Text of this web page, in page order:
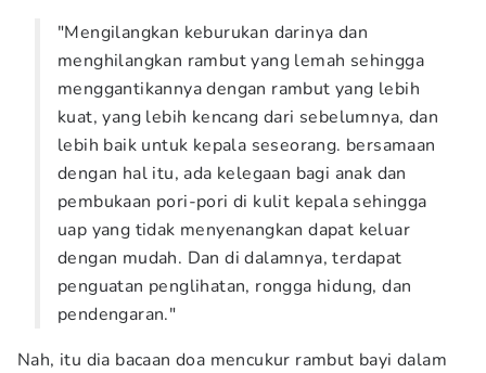
"Mengilangkan keburukan darinya dan
menghilangkan rambut yang lemah sehingga
menggantikannya dengan rambut yang lebih
kuat, yang lebih kencang dari sebelumnya, dan
lebih baik untuk kepala seseorang. bersamaan
dengan hal itu, ada kelegaan bagi anak dan
pembukaan pori-pori di kulit kepala sehingga
uap yang tidak menyenangkan dapat keluar
dengan mudah. Dan di dalamnya, terdapat
penguatan penglihatan, rongga hidung, dan
pendengaran."
Nah, itu dia bacaan doa mencukur rambut bayi dalam